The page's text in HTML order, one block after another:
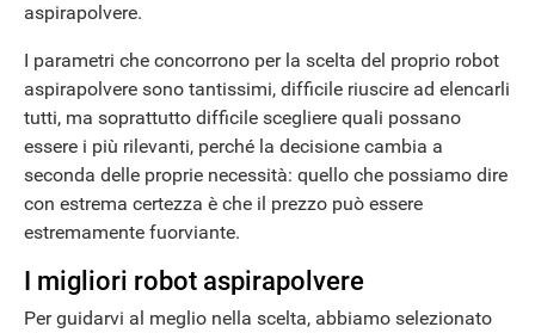
aspirapolvere.
I parametri che concorrono per la scelta del proprio robot
aspirapolvere sono tantissimi, difficile riuscire ad elencarli
tutti, ma soprattutto difficile scegliere quali possano
essere i più rilevanti, perché la decisione cambia a
seconda delle proprie necessità: quello che possiamo dire
con estrema certezza è che il prezzo può essere
estremamente fuorviante.
I migliori robot aspirapolvere
Per guidarvi al meglio nella scelta, abbiamo selezionato